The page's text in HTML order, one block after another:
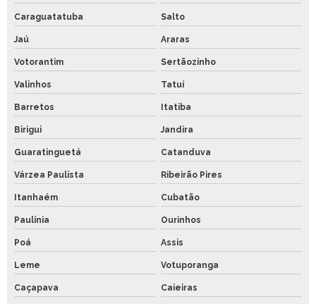
Caraguatatuba Salto
Jaú Araras
Votorantim Sertãozinho
Valinhos Tatuí
Barretos Itatiba
Birigui Jandira
Guaratinguetá Catanduva
Várzea Paulista Ribeirão Pires
Itanhaém Cubatão
Paulínia Ourinhos
Poá Assis
Leme Votuporanga
Caçapava Caieiras